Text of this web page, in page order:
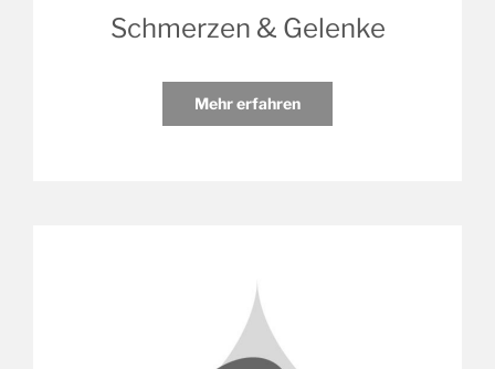
Schmerzen & Gelenke
Mehr erfahren